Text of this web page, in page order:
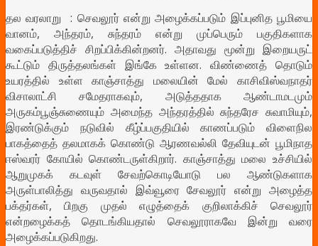
தல வரலாறு : செவலூர் என்று அழைக்கப்படும் இப்புனித பூமியை
வானம், அந்தரம், சுந்தரம் என்று முப்பெரும் பகுதிகளாக
வகைப்படுத்திச் சிறப்பிக்கின்றனர். அதாவது மூன்று இறையருட்
கூட்டும் திருத்தலங்கள் இங்கே உள்ளன. விண்ணைத் தொடும்
உயரத்தில் உள்ள காஞ்சாத்து மலையின் மேல் காசிவிஸ்வநாதர்
விசாலாட்சி சமேதராகவும், அடுத்ததாக ஆண்டாமடமும்
அருகம்பூஞ்சுணையும் அமைந்த அந்தரத்தில் சுந்தரேச சுவாமியும்,
இரண்டுக்கும் நடுவில் கீழ்ப்பகுதியில் காணப்படும் விளைநில
பாகத்தைத் தலமாகக் கொண்டு ஆரணவல்லி தேவியுடன் பூமிநாத
ஈஸ்வரர் கோயில் கொண்டருள்கிறார். காஞ்சாத்து மலை உச்சியில்
ஆறுமுகக் கடவுள் சேவற்கொடியோடு பல ஆண்டுகளாக
அருள்பாலித்து வருவதால் இவ்வூரை சேவலூர் என்று அழைத்த
பக்தர்கள், பிறகு முதல் எழுத்தைக் குறிலாக்கிச் செவலூர்
என்றழைக்கத் தொடங்கியதால் செவலூராகவே இன்று வரை
அழைக்கப்படுகிறது.